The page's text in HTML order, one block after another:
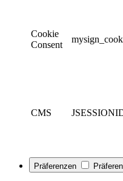
Cookie
Consent
CMS
Präferenzen